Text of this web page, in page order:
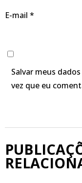
E-mail *
Salvar meus
vez que eu